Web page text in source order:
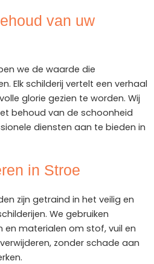
van uw
we de waarde die
Elk schilderij vertelt een verhaal
glorie gezien te worden. Wij
behoud van de schoonheid
diensten aan te bieden in
in Stroe
zijn getraind in het veilig en
We gebruiken
en materialen om stof, vuil en
zonder schade aan